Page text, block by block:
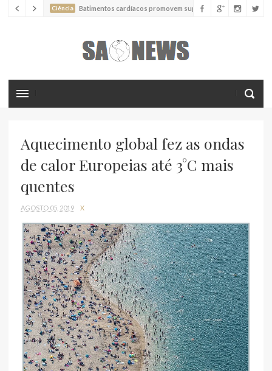
Ciência Batimentos cardíacos promovem supressão do
Estudo reportou o que parece ser a primeira "formiga
limpadora" conhecida
Aquecimento global fez as ondas
de calor Europeias até 3°C mais
quentes
AGOSTO 05, 2019 X